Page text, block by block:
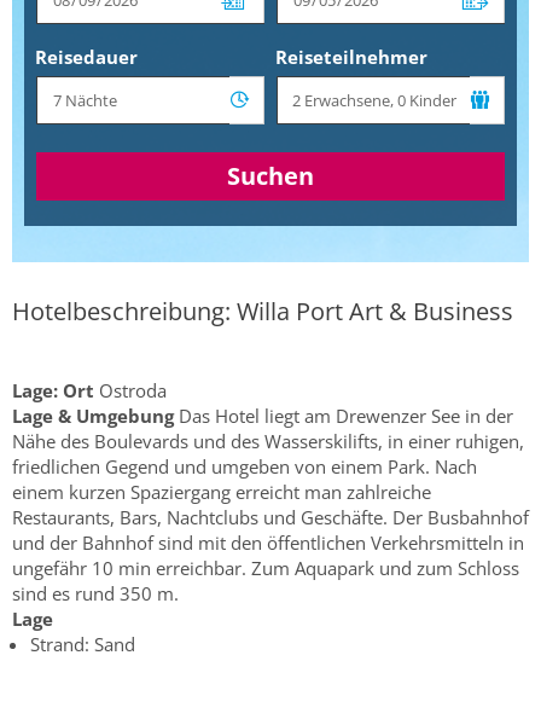
Reisedauer Reiseteilnehmer
Suchen
Hotelbeschreibung: Willa Port Art & Business
Lage: Ort Ostroda
Lage & UmgebungDas Hotel liegt am Drewenzer See in der
Nähe des Boulevards und des Wasserskilifts, in einer ruhigen,
friedlichen Gegend und umgeben von einem Park. Nach
einem kurzen Spaziergang erreicht man zahlreiche
Restaurants, Bars, Nachtclubs und Geschäfte. Der Busbahnhof
und der Bahnhof sind mit den öffentlichen Verkehrsmitteln in
ungefähr 10 min erreichbar. Zum Aquapark und zum Schloss
sind es rund 350 m.
Lage
Strand: Sand